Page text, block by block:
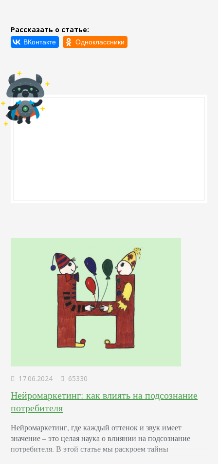
Рассказать о статье:
17.06.2024 65330
Нейромаркетинг: как влиять на подсознание
потребителя
Нейромаркетинг, где каждый оттенок и звук имеет
значение – это целая наука о влиянии на подсознание
потребителя. В этой статье мы раскроем тайны